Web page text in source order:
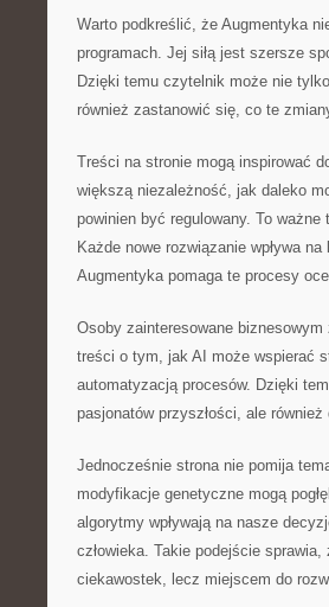
Warto podkreślić, że Augmentyka
programach. Jej siłą jest szersze
Dzięki temu czytelnik może nie
również zastanowić się, co te
Treści na stronie mogą inspirować
większą niezależność, jak daleko
powinien być regulowany. To
Każde nowe rozwiązanie wpływa
Augmentyka pomaga te procesy
Osoby zainteresowane
treści o tym, jak AI może wspierać
automatyzacją procesów. Dzięki
pasjonatów przyszłości, ale
Jednocześnie strona nie pomija
modyfikacje genetyczne mogą
algorytmy wpływają na nasze
człowieka. Takie podejście
ciekawostek, lecz miejscem do